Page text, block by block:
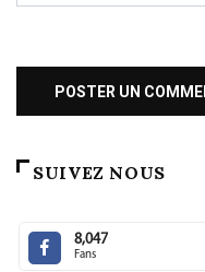
SUIVEZ NOUS
8,047
Fans